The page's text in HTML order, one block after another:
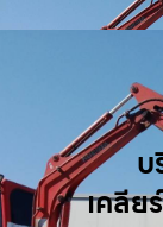
บ
เคลีย